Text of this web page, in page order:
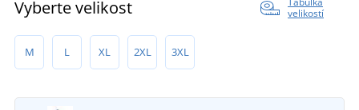
Vyberte velikost
velikostí
M L XL 2XL 3XL